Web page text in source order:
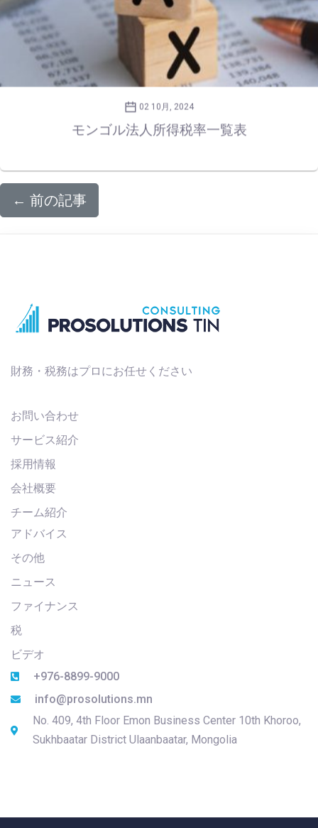
02 10月, 2024
モンゴル法人所得税率一覧表
← 前の記事
財務・税務はプロにお任せください
お問い合わせ
サービス紹介
採用情報
会社概要
チーム紹介
アドバイス
その他
ニュース
ファイナンス
税
ビデオ
+976-8899-9000
info@prosolutions.mn
No. 409, 4th Floor Emon Business Center 10th Khoroo,
Sukhbaatar District Ulaanbaatar, Mongolia